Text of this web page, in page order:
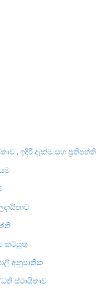
, ඉදිරි දැක්ම සහ ප්‍රතිපත්ති
කටයුතු
අනුපාතික
ස්ථායිතාව